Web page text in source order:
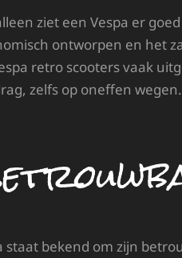
ziet een Vespa er
ontworpen en het
retro scooters vaak
zelfs op oneffen wegen.
staat bekend om zijn